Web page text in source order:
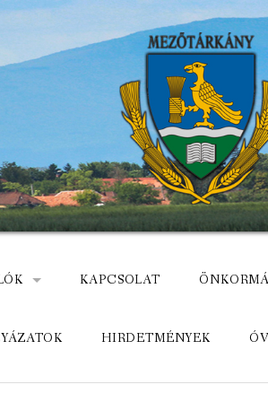
HEVES MEGYÉBEN,
KAPCSOLAT
HIRDETMÉNYEK